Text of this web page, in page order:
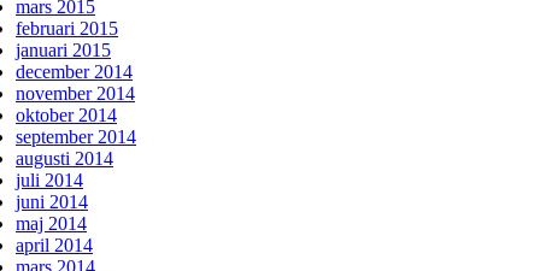
mars 2015
februari 2015
januari 2015
december 2014
november 2014
oktober 2014
september 2014
augusti 2014
juli 2014
juni 2014
maj 2014
april 2014